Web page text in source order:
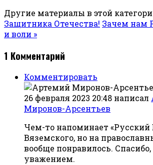
Другие материалы в этой
Защитника Отечества! Зачем нам
и воли »
1 Комментарий
Комментировать
26 февраля 2023 20:48 написал
Миронов-Арсентьев
Чем-то напоминает «Русский
Вяземского, но на
вообще понравилось.
уважением.